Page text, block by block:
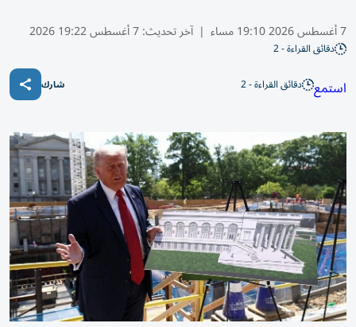
7 أغسطس 2026 19:10 مساء | آخر تحديث:7 أغسطس 19:22 2026
دقائق القراءة - 2
استمع دقائق القراءة - 2 شارك